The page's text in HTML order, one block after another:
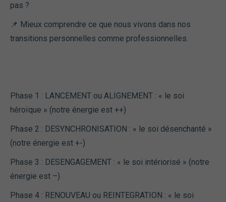
pas ?
📌 Mieux comprendre ce que nous vivons dans nos
transitions personnelles comme professionnelles.
Phase 1 : LANCEMENT ou ALIGNEMENT : « le soi
héroïque » (notre énergie est ++)
Phase 2 : DESYNCHRONISATION : « le soi désenchanté »
(notre énergie est +-)
Phase 3 : DESENGAGEMENT : « le soi intériorisé » (notre
énergie est –)
Phase 4 : RENOUVEAU ou REINTEGRATION : « le soi